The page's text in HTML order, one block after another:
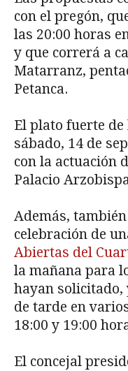
con el pregón,
las 20:00 horas
y que correrá a
Matarranz,
Petanca.
El plato fuerte
sábado, 14 de
con la actuación
Palacio
Además,
celebración de
Abiertas del
la mañana para
hayan
de tarde en
18:00 y 19:00
El concejal